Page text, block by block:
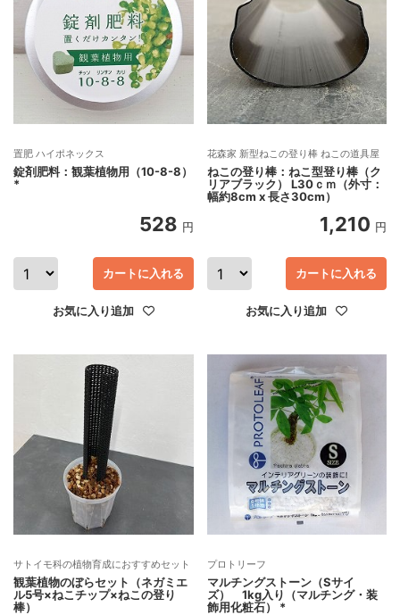
置肥 ハイポネックス
錠剤肥料：観葉植物用（10-8-8）
*
528 円
カートに入れる
お気に入り追加
花森家 新型ねこの登り棒 ねこの道具屋
ねこの登り棒：ねこ型登り棒（ク
リアブラック） L30ｃｍ（外寸：
幅約8cm x 長さ30cm）
1,210 円
カートに入れる
お気に入り追加
サトイモ科の植物育成におすすめセット
観葉植物のぼらセット（ネガミエ
ル5号×ねこチップ×ねこの登り
棒）
プロトリーフ
マルチングストーン（Sサイ
ズ） 1kg入り（マルチング・装
飾用化粧石） *